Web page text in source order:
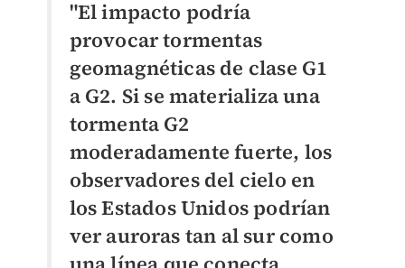
"El impacto podría
provocar tormentas
geomagnéticas de clase G1
a G2. Si se materializa una
tormenta G2
moderadamente fuerte, los
observadores del cielo en
los Estados Unidos podrían
ver auroras tan al sur como